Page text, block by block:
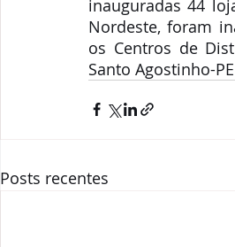
inauguradas 44
Nordeste, foram
os Centros de
Santo Agostinho-
Posts recentes